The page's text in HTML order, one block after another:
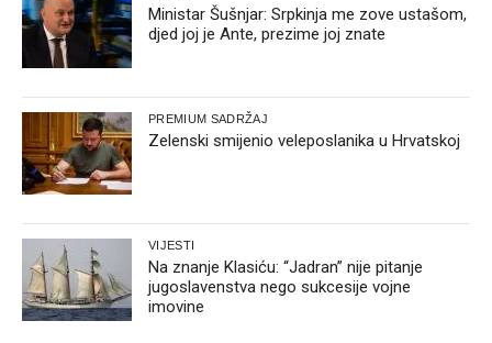
Ministar Šušnjar: Srpkinja me zove ustašom,
djed joj je Ante, prezime joj znate
PREMIUM SADRŽAJ
Zelenski smijenio veleposlanika u Hrvatskoj
VIJESTI
Na znanje Klasiću: “Jadran” nije pitanje
jugoslavenstva nego sukcesije vojne
imovine